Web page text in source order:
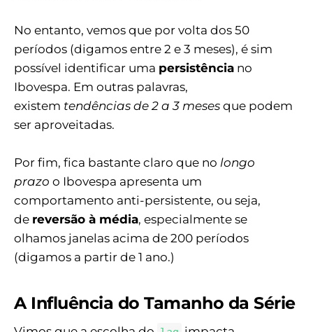
No entanto, vemos que por volta dos 50
períodos (digamos entre 2 e 3 meses), é sim
possível identificar uma persistência no
Ibovespa. Em outras palavras,
existem tendências de 2 a 3 meses que podem
ser aproveitadas.
Por fim, fica bastante claro que no longo
prazo o Ibovespa apresenta um
comportamento anti-persistente, ou seja,
de reversão à média, especialmente se
olhamos janelas acima de 200 períodos
(digamos a partir de 1 ano.)
A Influência do Tamanho da Série